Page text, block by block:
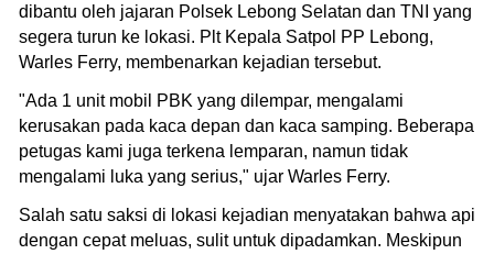
dibantu oleh jajaran Polsek Lebong Selatan dan TNI yang
segera turun ke lokasi. Plt Kepala Satpol PP Lebong,
Warles Ferry, membenarkan kejadian tersebut.
"Ada 1 unit mobil PBK yang dilempar, mengalami
kerusakan pada kaca depan dan kaca samping. Beberapa
petugas kami juga terkena lemparan, namun tidak
mengalami luka yang serius," ujar Warles Ferry.
Salah satu saksi di lokasi kejadian menyatakan bahwa api
dengan cepat meluas, sulit untuk dipadamkan. Meskipun